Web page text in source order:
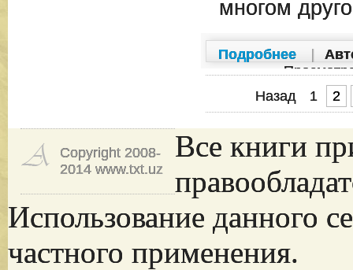
многом
Подробнее
Назад
1 2
Copyright 2008-
2014 www.txt.uz
Все книги
Использование данного
частного применения.